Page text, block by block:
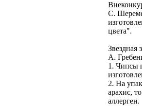
С.
цвета".
Звездная
А.
1. Чипсы
2. На
арахис,
аллерген.